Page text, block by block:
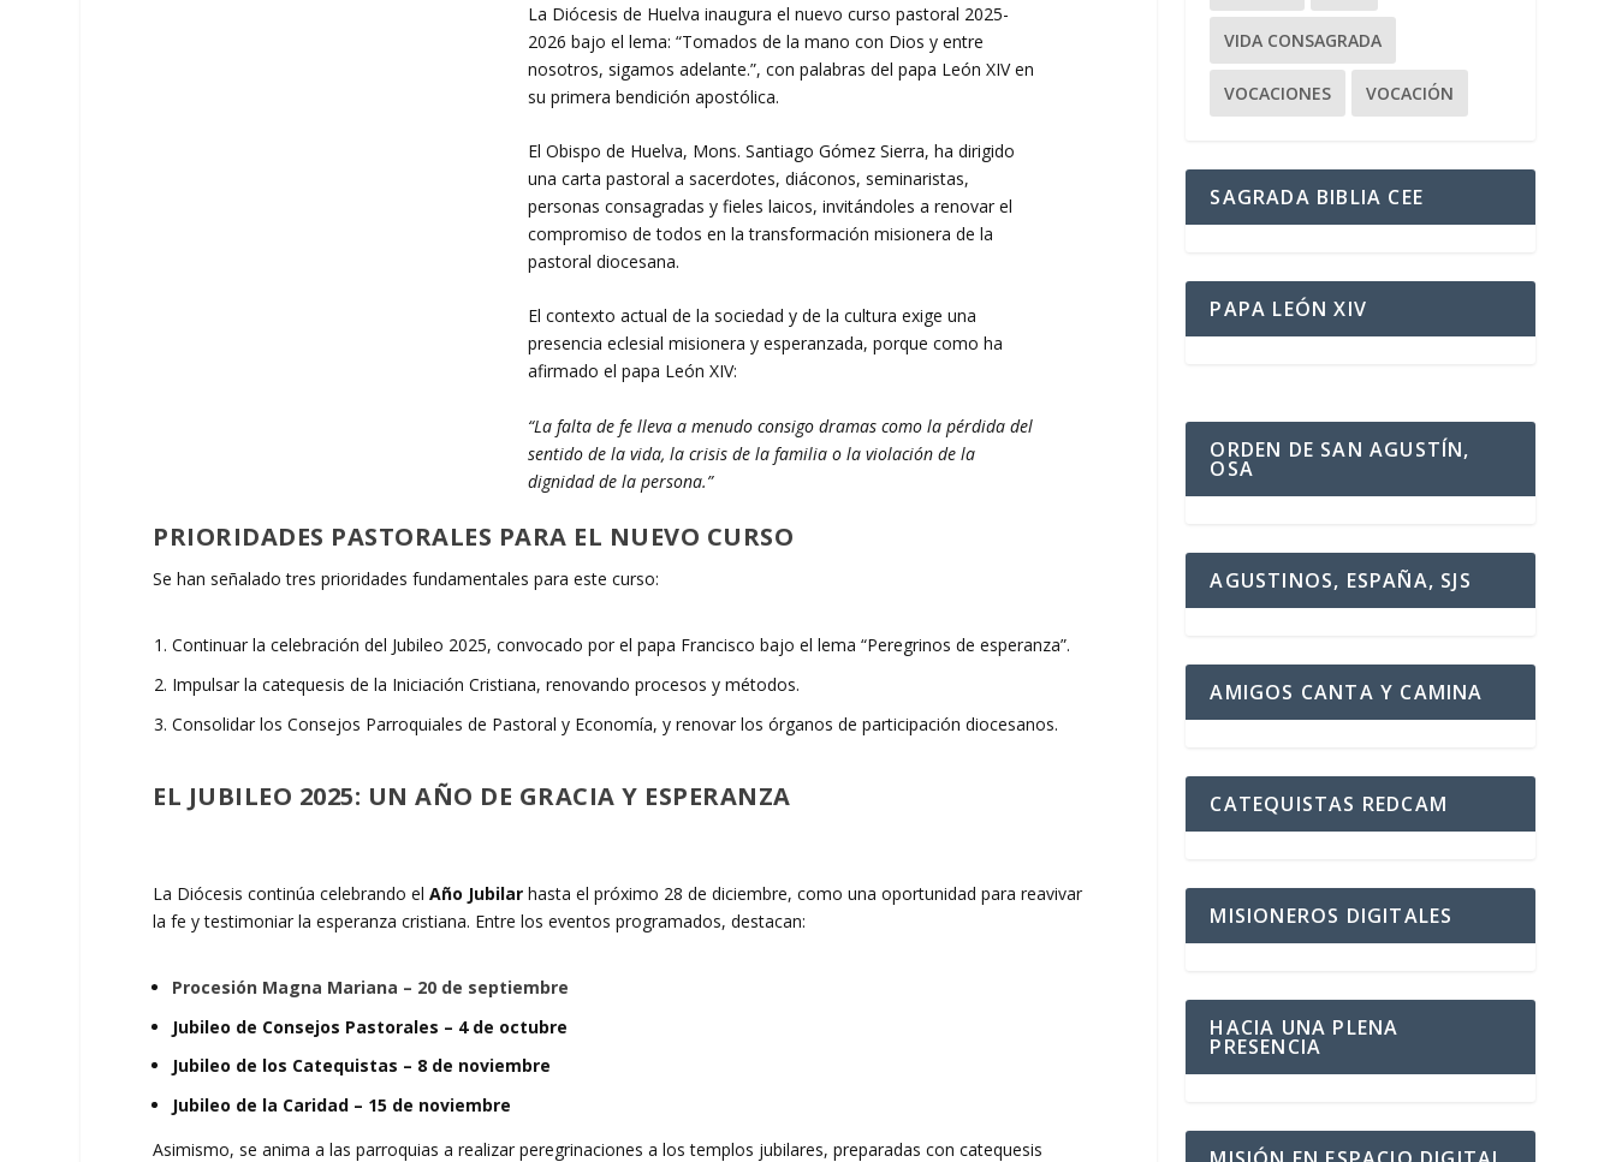
La Diócesis de Huelva inaugura el nuevo curso pastoral 2025-
2026 bajo el lema: “Tomados de la mano con Dios y entre
nosotros, sigamos adelante.”, con palabras del papa León XIV en
su primera bendición apostólica.
El Obispo de Huelva, Mons. Santiago Gómez Sierra, ha dirigido
una carta pastoral a sacerdotes, diáconos, seminaristas,
personas consagradas y fieles laicos, invitándoles a renovar el
compromiso de todos en la transformación misionera de la
pastoral diocesana.
El contexto actual de la sociedad y de la cultura exige una
presencia eclesial misionera y esperanzada, porque como ha
afirmado el papa León XIV:
“La falta de fe lleva a menudo consigo dramas como la pérdida del
sentido de la vida, la crisis de la familia o la violación de la
dignidad de la persona.”
PRIORIDADES PASTORALES PARA EL NUEVO CURSO
Se han señalado tres prioridades fundamentales para este curso:
Continuar la celebración del Jubileo 2025, convocado por el papa Francisco bajo el lema “Peregrinos de esperanza”.
Impulsar la catequesis de la Iniciación Cristiana, renovando procesos y métodos.
Consolidar los Consejos Parroquiales de Pastoral y Economía, y renovar los órganos de participación diocesanos.
EL JUBILEO 2025: UN AÑO DE GRACIA Y ESPERANZA
La Diócesis continúa celebrando elAño Jubilarhasta el próximo 28 de diciembre, como una oportunidad para reavivar
la fe y testimoniar la esperanza cristiana. Entre los eventos programados, destacan:
Procesión Magna Mariana – 20 de septiembre
Jubileo de Consejos Pastorales – 4 de octubre
Jubileo de los Catequistas – 8 de noviembre
Jubileo de la Caridad – 15 de noviembre
Asimismo, se anima a las parroquias a realizar peregrinaciones a los templos jubilares, preparadas con catequesis
VIDA CONSAGRADA
VOCACIONES VOCACIÓN
SAGRADA BIBLIA CEE
PAPA LEÓN XIV
ORDEN DE SAN AGUSTÍN,
OSA
AGUSTINOS, ESPAÑA, SJS
AMIGOS CANTA Y CAMINA
CATEQUISTAS REDCAM
MISIONEROS DIGITALES
HACIA UNA PLENA
PRESENCIA